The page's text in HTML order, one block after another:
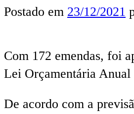
Postado em 23/12/2021
Com 172 emendas, foi
Lei Orçamentária Anual
De acordo com a